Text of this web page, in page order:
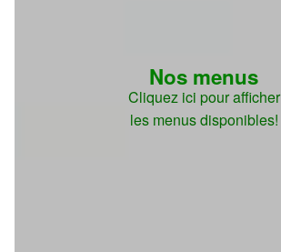
Nos menus
Cliquez ici pour afficher
les menus disponibles!